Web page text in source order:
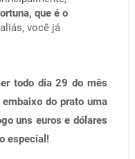
que é o
você já
todo dia 29 do mês
do prato uma
uns euros e dólares
especial!